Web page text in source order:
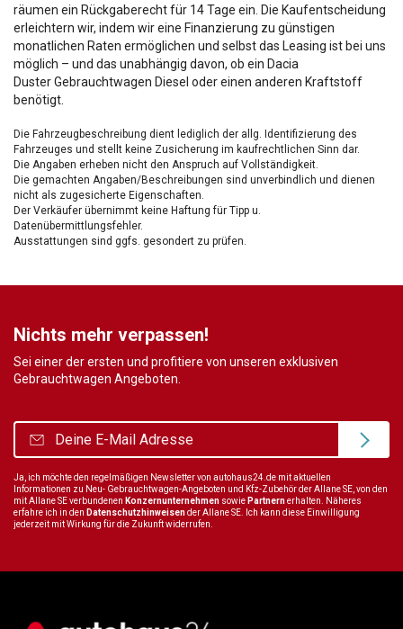
räumen ein Rückgaberecht für 14 Tage ein. Die Kaufentscheidung
erleichtern wir, indem wir eine Finanzierung zu günstigen
monatlichen Raten ermöglichen und selbst das Leasing ist bei uns
möglich – und das unabhängig davon, ob ein Dacia
Duster Gebrauchtwagen Diesel oder einen anderen Kraftstoff
benötigt.
Die Fahrzeugbeschreibung dient lediglich der allg. Identifizierung des
Fahrzeuges und stellt keine Zusicherung im kaufrechtlichen Sinn dar.
Die Angaben erheben nicht den Anspruch auf Vollständigkeit.
Die gemachten Angaben/Beschreibungen sind unverbindlich und dienen
nicht als zugesicherte Eigenschaften.
Der Verkäufer übernimmt keine Haftung für Tipp u.
Datenübermittlungsfehler.
Ausstattungen sind ggfs. gesondert zu prüfen.
Nichts mehr verpassen!
Sei einer der ersten und profitiere von unseren exklusiven
Gebrauchtwagen Angeboten.
Ja, ich möchte den regelmäßigen Newsletter von autohaus24.de mit aktuellen
Informationen zu Neu- Gebrauchtwagen-Angeboten und Kfz-Zubehör der Allane SE, von den
mit Allane SE verbundenen Konzernunternehmen sowie Partnernerhalten. Näheres
erfahre ich in den Datenschutzhinweisender Allane SE. Ich kann diese Einwilligung
jederzeit mit Wirkung für die Zukunft widerrufen.